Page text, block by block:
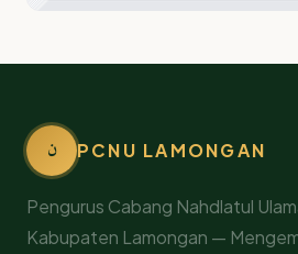
ن PCNU LAMONGAN
Pengurus Cabang Nahdlatul
Kabupaten Lamongan —